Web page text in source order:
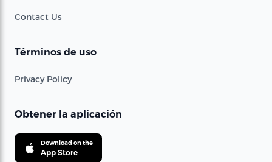
Contact Us
Términos de uso
Privacy Policy
Obtener la aplicación
Download on the
App Store